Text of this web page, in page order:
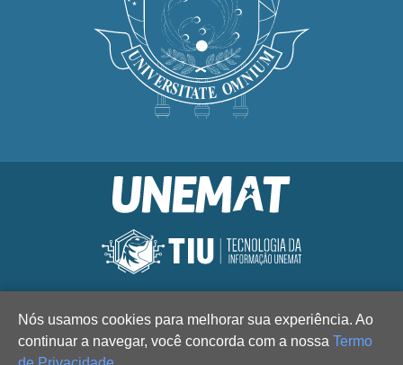
Nós usamos cookies para melhorar sua experiência. Ao
continuar a navegar, você concorda com a nossa Termo